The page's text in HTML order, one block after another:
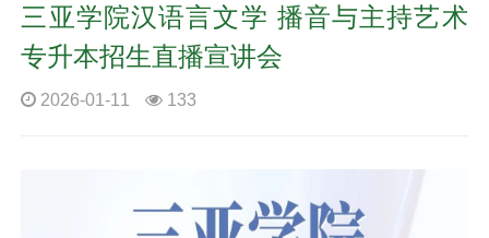
三亚学院汉语言文学 播音与主持艺术
专升本招生直播宣讲会
2026-01-11 133